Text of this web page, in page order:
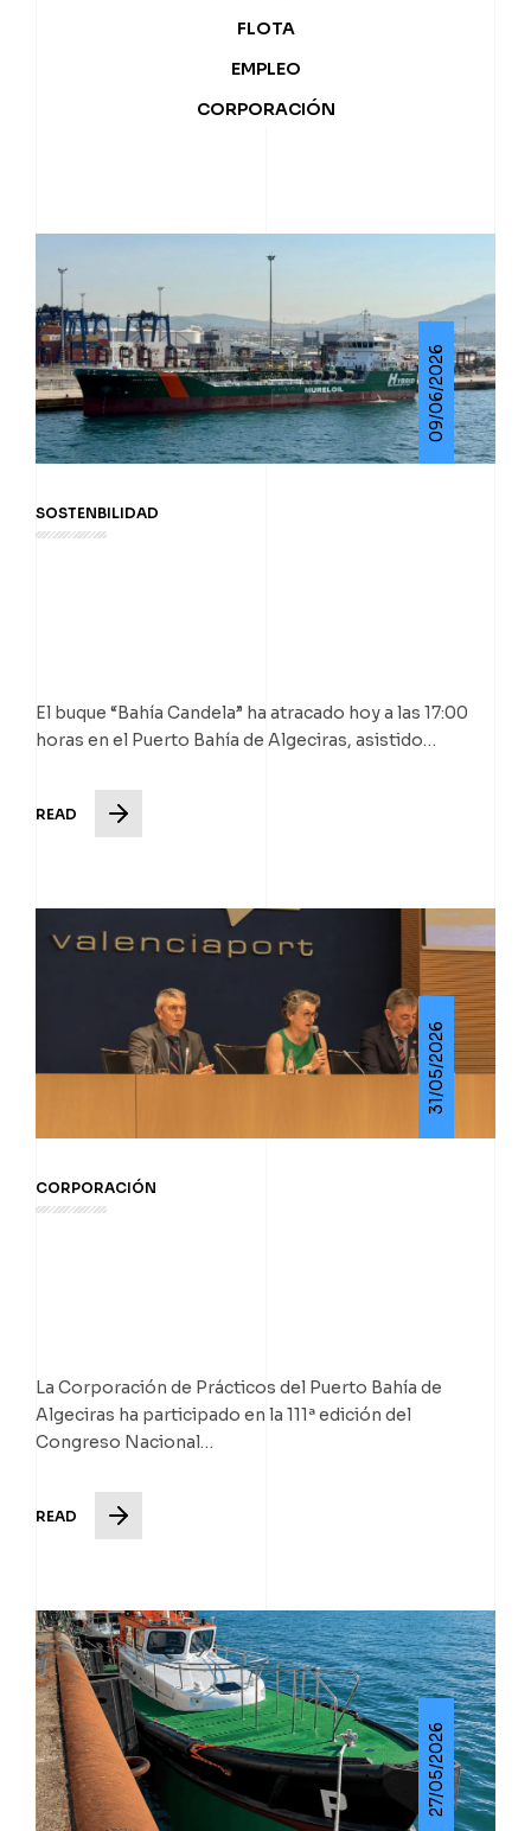
FLOTA
EMPLEO
CORPORACIÓN
09/06/2026
SOSTENBILIDAD
El buque “Bahía Candela” ha atracado hoy a las 17:00
horas en el Puerto Bahía de Algeciras, asistido…
READ
31/05/2026
CORPORACIÓN
La Corporación de Prácticos del Puerto Bahía de
Algeciras ha participado en la 111ª edición del
Congreso Nacional…
READ
27/05/2026